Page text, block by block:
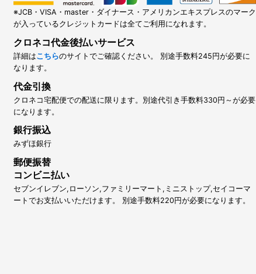
※JCB・VISA・master・ダイナース・アメリカンエキスプレスのマーク
が入っているクレジットカードは全てご利用になれます。
クロネコ代金後払いサービス
詳細はこちらのサイトでご確認ください。 別途手数料245円が必要に
なります。
代金引換
クロネコ宅配便での配送に限ります。別途代引き手数料330円～が必要
になります。
銀行振込
みずほ銀行
郵便振替
コンビニ払い
セブンイレブン,ローソン,ファミリーマート,ミニストップ,セイコーマ
ートでお支払いいただけます。 別途手数料220円が必要になります。